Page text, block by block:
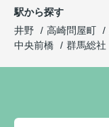
駅から探す
井野
高崎問屋町
中央前橋
群馬総社